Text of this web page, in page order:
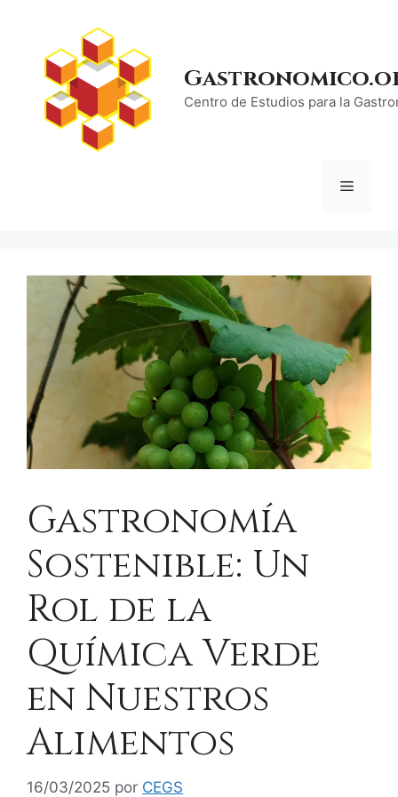
contenido
Centro de Estudios para la
Menú
Gastronomía
Sostenible: Un
Rol de la
Química Verde
en Nuestros
Alimentos
16/03/2025 por CEGS